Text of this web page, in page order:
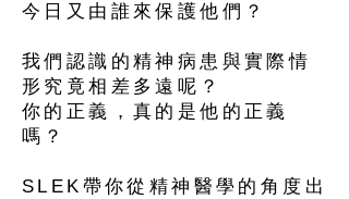
今日又由誰來保護他們？⠀
我們認識的精神病患與實際情
形究竟相差多遠呢？⠀
你的正義，真的是他的正義
嗎？⠀
SLEK帶你從精神醫學的角度出